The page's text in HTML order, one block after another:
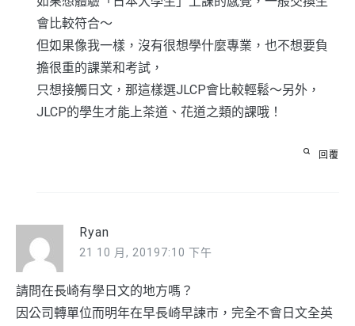
會比較符合～
但如果像我一樣，沒有很想學什麼專業，也不想要負
擔很重的課業和考試，
只想接觸日文，那這樣選JLCP會比較輕鬆～另外，
JLCP的學生才能上茶道、花道之類的課哦！
回覆
Ryan
21 10 月, 20197:10 下午
請問在長崎有學日文的地方嗎？
因公司轉單位而明年在早長崎早諫市，完全不會日文全英